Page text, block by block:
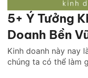
5+ Ý Tưởng
Doanh Bền
Kinh doanh này nay
chúng ta có thể làm